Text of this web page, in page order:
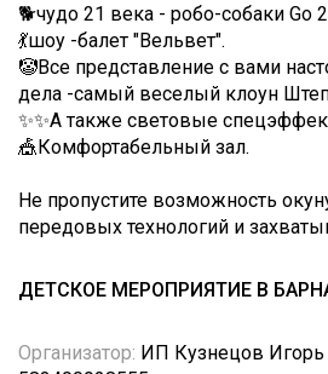
🐕чудо 21 века - робо-собаки Go
💃шоу -балет "Вельвет".
🤡Все представление с вами
дела -самый веселый клоун
✨✨А также световые
🎪Комфортабельный зал.
Не пропустите возможность
передовых технологий и
ДЕТСКОЕ МЕРОПРИЯТИЕ В
Организатор: ИП Кузнецов